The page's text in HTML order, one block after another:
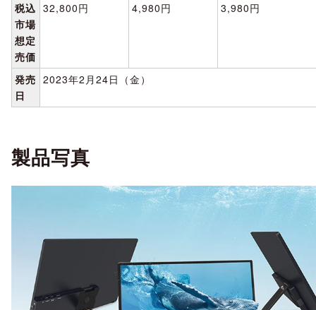
税込
市場
想定
売価
32,800円 4,980円 3,980円
発売
日
2023年2月24日（金）
製品写真